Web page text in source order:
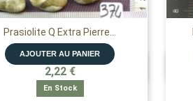
Prasiolite Q Extra Pierre...
AJOUTER AU PANIER
2,22 €
En Stock
APERÇU RAPIDE